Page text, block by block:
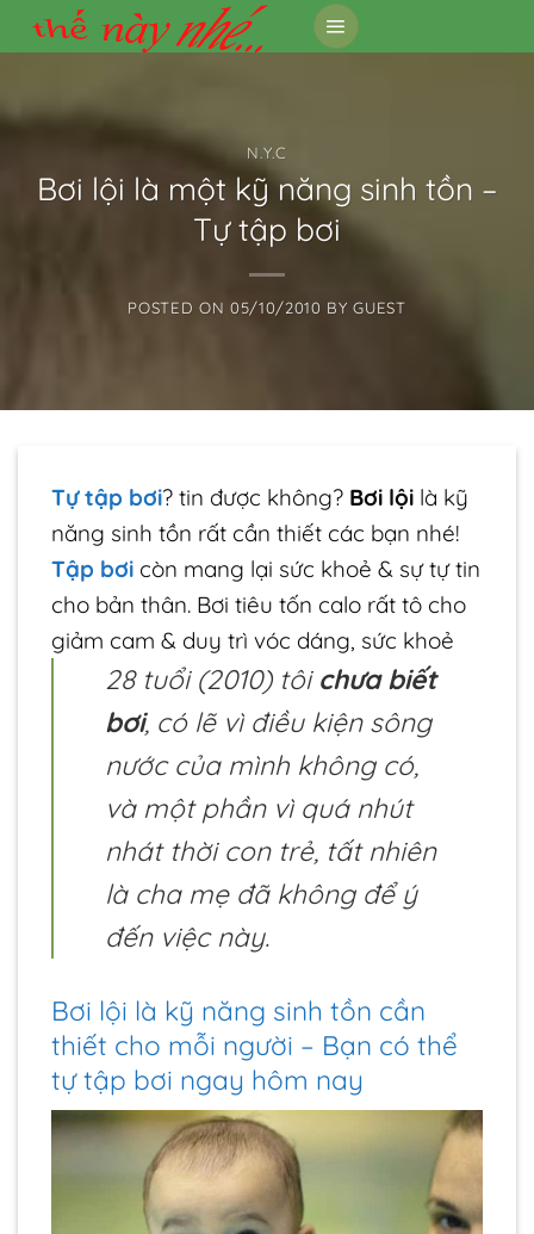
Skip
to
N.Y.C
Bơi lội là một kỹ năng sinh tồn –
Tự tập bơi
POSTED ON05/10/2010 BYGUEST
Tự tập bơi? tin được không? Bơi lội là kỹ
năng sinh tồn rất cần thiết các bạn nhé!
Tập bơi còn mang lại sức khoẻ & sự tự tin
cho bản thân. Bơi tiêu tốn calo rất tô cho
giảm cam & duy trì vóc dáng, sức khoẻ
28 tuổi (2010) tôi chưa biết
bơi, có lẽ vì điều kiện sông
nước của mình không có,
và một phần vì quá nhút
nhát thời con trẻ, tất nhiên
là cha mẹ đã không để ý
đến việc này.
Bơi lội là kỹ năng sinh tồn cần
thiết cho mỗi người – Bạn có thể
tự tập bơi ngay hôm nay